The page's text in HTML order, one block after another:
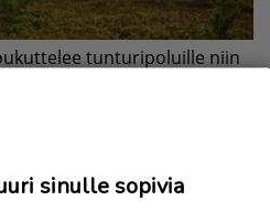
sinulle sopivia